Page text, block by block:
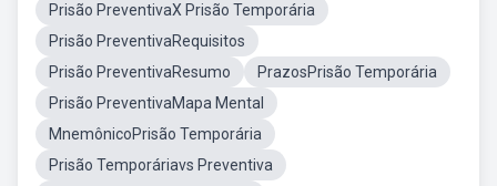
Prisão PreventivaX Prisão Temporária
Prisão PreventivaRequisitos
Prisão PreventivaResumo
PrazosPrisão Temporária
Prisão PreventivaMapa Mental
MnemônicoPrisão Temporária
Prisão Temporáriavs Preventiva